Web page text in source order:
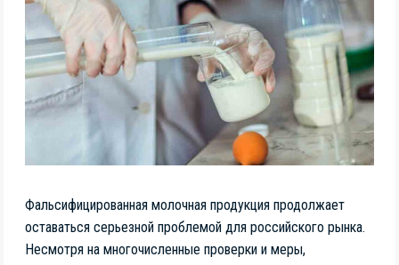
Фальсифицированная молочная продукция продолжает
оставаться серьезной проблемой для российского рынка.
Несмотря на многочисленные проверки и меры,